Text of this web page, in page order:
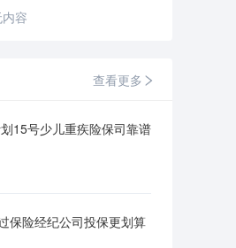
容
查看更多
15号少儿重疾险保司靠谱
保险经纪公司投保更划算